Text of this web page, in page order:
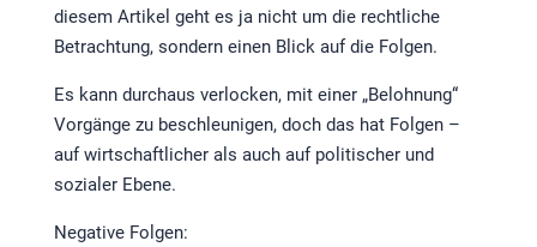
diesem Artikel geht es ja nicht um die rechtliche
Betrachtung, sondern einen Blick auf die Folgen.
Es kann durchaus verlocken, mit einer „Belohnung“
Vorgänge zu beschleunigen, doch das hat Folgen –
auf wirtschaftlicher als auch auf politischer und
sozialer Ebene.
Negative Folgen: